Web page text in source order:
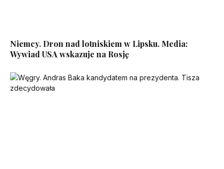
Niemcy. Dron nad lotniskiem w Lipsku. Media:
Wywiad USA wskazuje na Rosję